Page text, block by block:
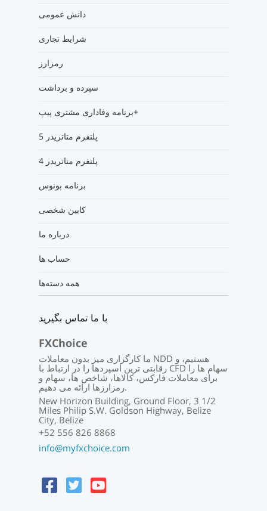
دانش عمومی
شرایط تجاری
رمزارز
سپرده و برداشت
برنامه وفاداری مشتری پیپ+
پلتفرم متاتریدر 5
پلتفرم متاتریدر 4
برنامه بونوس
کابین شخصی
درباره ما
حساب ها
همه دسته‌ها
با ما تماس بگیرید
FXChoice
ما کارگزاری میز بدون معاملات NDD هستیم، و
رقابتی ترین اسپردها را در ارتباط با CFD سهام ها را
برای معاملات فارکس، کالاها، شاخص ها، سهام و
رمزارزها ارائه می دهیم.
New Horizon Building, Ground Floor, 3 1/2
Miles Philip S.W. Goldson Highway, Belize
City, Belize
+52 556 826 8868
info@myfxchoice.com